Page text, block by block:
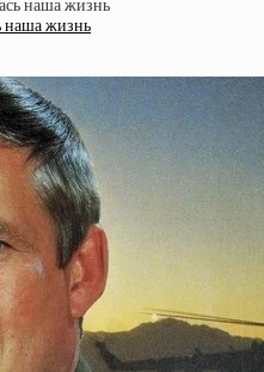
наша жизнь